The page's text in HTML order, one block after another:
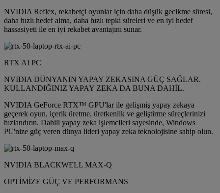
NVIDIA Reflex, rekabetçi oyunlar için daha düşük gecikme süresi,
daha hızlı hedef alma, daha hızlı tepki süreleri ve en iyi hedef
hassasiyeti ile en iyi rekabet avantajını sunar.
RTX AI PC
NVIDIA DÜNYANIN YAPAY ZEKASINA GÜÇ SAĞLAR.
KULLANDIĞINIZ YAPAY ZEKA DA BUNA DAHİL.
NVIDIA GeForce RTX™ GPU'lar ile gelişmiş yapay zekaya
geçerek oyun, içerik üretme, üretkenlik ve geliştirme süreçlerinizi
hızlandırın. Dahili yapay zeka işlemcileri sayesinde, Windows
PC'nize güç veren dünya lideri yapay zeka teknolojisine sahip olun.
NVIDIA BLACKWELL MAX-Q
OPTİMİZE GÜÇ VE PERFORMANS